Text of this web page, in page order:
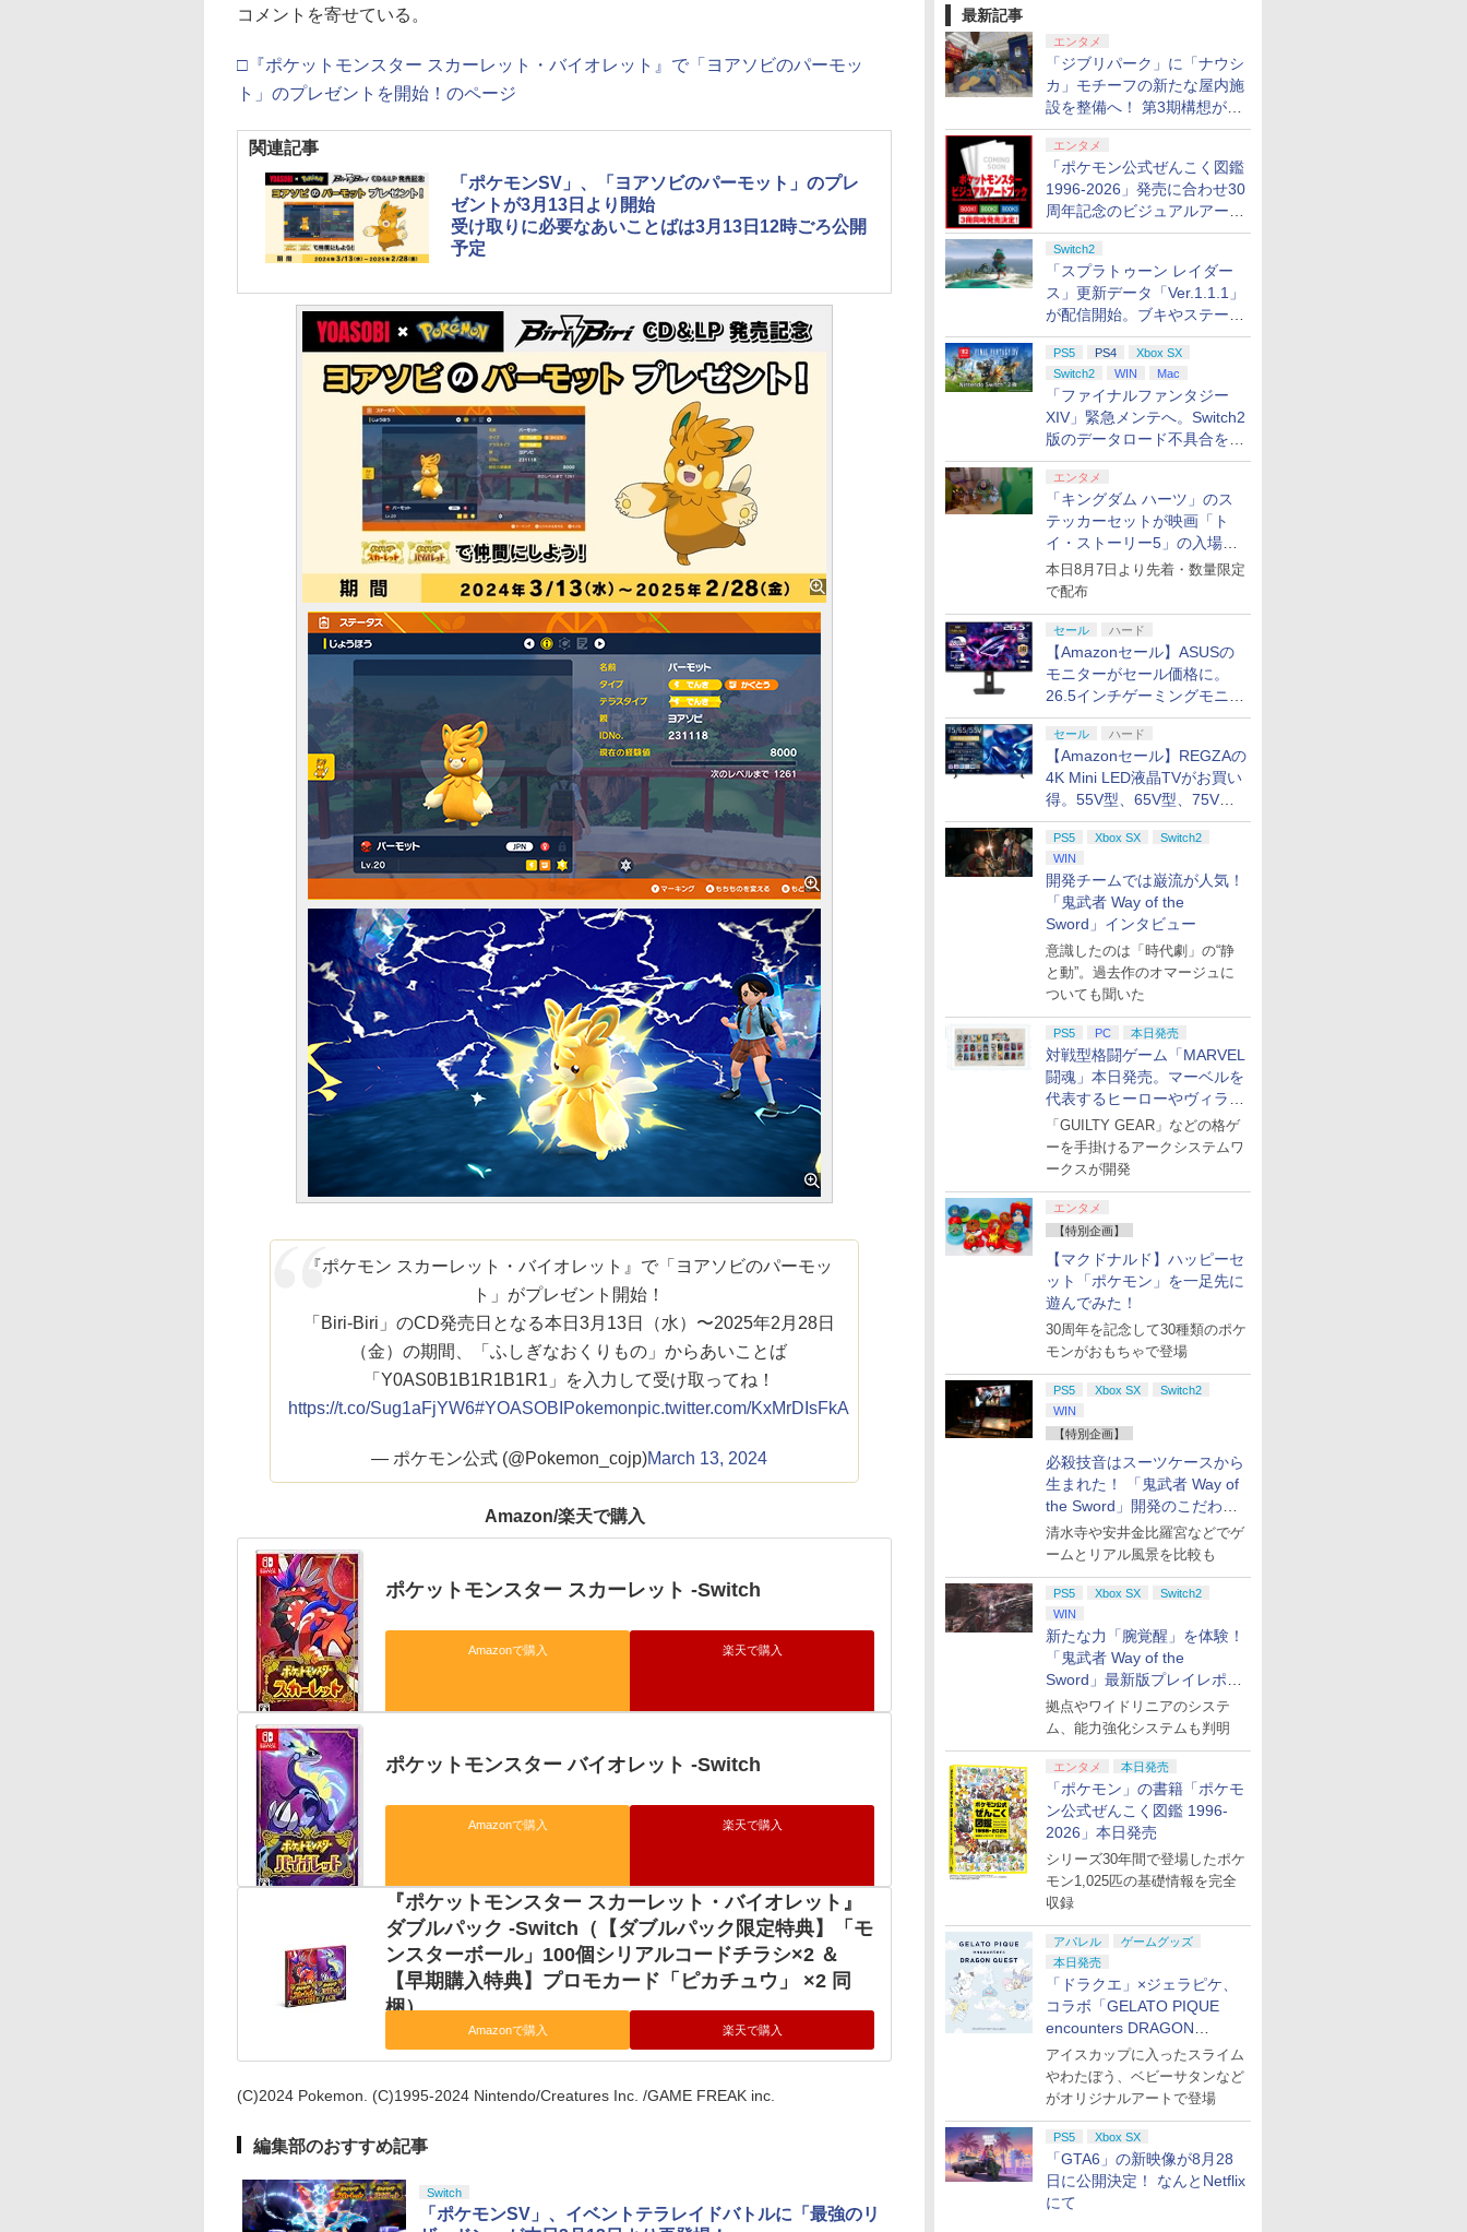
最新記事
エンタメ
「ジブリパーク」に「ナウシ
カ」モチーフの新たな屋内施
設を整備へ！ 第3期構想が公
開
エンタメ
「ポケモン公式ぜんこく図鑑
1996-2026」発売に合わせ30
周年記念のビジュアルアート
ブック3冊同時発売が決定
Switch2
「スプラトゥーン レイダー
ス」更新データ「Ver.1.1.1」
が配信開始。ブキやステージ
に関する不具合を修正
PS5 PS4
Xbox SX
Switch2
WIN Mac
「ファイナルファンタジー
XIV」緊急メンテへ。Switch2
版のデータロード不具合を最
適化
エンタメ
「キングダム ハーツ」のス
テッカーセットが映画「ト
イ・ストーリー5」の入場特
典として配布決定！
本日8月7日より先着・数量限定
で配布
セール ハード
【Amazonセール】ASUSの
モニターがセール価格に。
26.5インチゲーミングモニタ
ー「ROG Strix OLED
XG27ACDMS」限定モデルも
お買い得
セール ハード
【Amazonセール】REGZAの
4K Mini LED液晶TVがお買い
得。55V型、65V型、75V型
の2026年モデルがラインナ
ップ
PS5 Xbox SX
Switch2
WIN
開発チームでは巌流が人気！
「鬼武者 Way of the
Sword」インタビュー
意識したのは「時代劇」の“静
と動”。過去作のオマージュに
ついても聞いた
PS5 PC 本日発売
対戦型格闘ゲーム「MARVEL
闘魂」本日発売。マーベルを
代表するヒーローやヴィラン
たちが登場
「GUILTY GEAR」などの格ゲ
ーを手掛けるアークシステムワ
ークスが開発
エンタメ
【特別企画】
【マクドナルド】ハッピーセ
ット「ポケモン」を一足先に
遊んでみた！
30周年を記念して30種類のポケ
モンがおもちゃで登場
PS5 Xbox SX
Switch2
WIN
【特別企画】
必殺技音はスーツケースから
生まれた！ 「鬼武者 Way of
the Sword」開発のこだわり
を目撃！
清水寺や安井金比羅宮などでゲ
ームとリアル風景を比較も
PS5 Xbox SX
Switch2
WIN
新たな力「腕覚醒」を体験！
「鬼武者 Way of the
Sword」最新版プレイレポー
ト
拠点やワイドリニアのシステ
ム、能力強化システムも判明
エンタメ 本日発売
「ポケモン」の書籍「ポケモ
ン公式ぜんこく図鑑 1996-
2026」本日発売
シリーズ30年間で登場したポケ
モン1,025匹の基礎情報を完全
収録
アパレル
ゲームグッズ
本日発売
「ドラクエ」×ジェラピケ、
コラボ「GELATO PIQUE
encounters DRAGON
QUEST」第2弾が本日発売
アイスカップに入ったスライム
やわたぼう、ベビーサタンなど
がオリジナルアートで登場
PS5 Xbox SX
「GTA6」の新映像が8月28
日に公開決定！ なんとNetflix
にて
コメントを寄せている。
□『ポケットモンスター スカーレット・バイオレット』で「ヨアソビのパーモッ
ト」のプレゼントを開始！のページ
関連記事
「ポケモンSV」、「ヨアソビのパーモット」のプレ
ゼントが3月13日より開始
受け取りに必要なあいことばは3月13日12時ごろ公開
予定
『ポケモン スカーレット・バイオレット』で「ヨアソビのパーモッ
ト」がプレゼント開始！
「Biri-Biri」のCD発売日となる本日3月13日（水）〜2025年2月28日
（金）の期間、「ふしぎなおくりもの」からあいことば
「Y0AS0B1B1R1B1R1」を入力して受け取ってね！
https://t.co/Sug1aFjYW6#YOASOBIPokemonpic.twitter.com/KxMrDIsFkA
— ポケモン公式 (@Pokemon_cojp)March 13, 2024
Amazon/楽天で購入
ポケットモンスター スカーレット -Switch
Amazonで購入 楽天で購入
ポケットモンスター バイオレット -Switch
Amazonで購入 楽天で購入
『ポケットモンスター スカーレット・バイオレット』
ダブルパック -Switch（【ダブルパック限定特典】「モ
ンスターボール」100個シリアルコードチラシ×2 ＆
【早期購入特典】プロモカード「ピカチュウ」 ×2 同
梱）
Amazonで購入 楽天で購入
(C)2024 Pokemon. (C)1995-2024 Nintendo/Creatures Inc. /GAME FREAK inc.
編集部のおすすめ記事
Switch
「ポケモンSV」、イベントテラレイドバトルに「最強のリ